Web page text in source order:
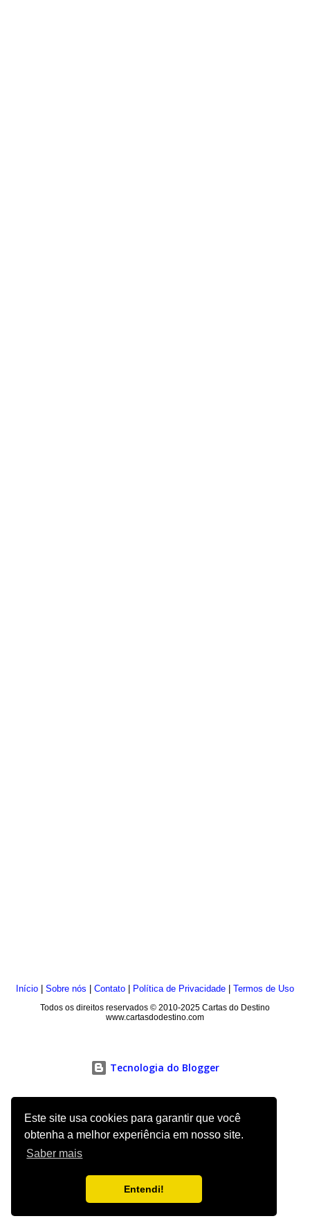
Este site usa cookies para garantir que você
obtenha a melhor experiência em nosso site.
Saber mais
Entendi!
Início Sobre nós Contato Política de Privacidade
Termos de Uso
Todos os direitos reservados © 2010-2025 Cartas do Destino
www.cartasdodestino.com
Tecnologia do Blogger